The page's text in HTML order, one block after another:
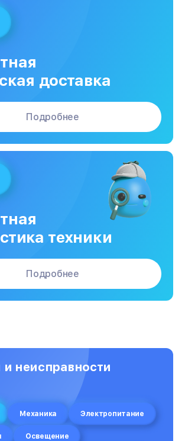
доставка
Подробнее
техники
Подробнее
неисправности
Механика Электропитание
Освещение